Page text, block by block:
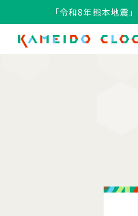
「令和8年熊本地震
「令和8年熊本地震